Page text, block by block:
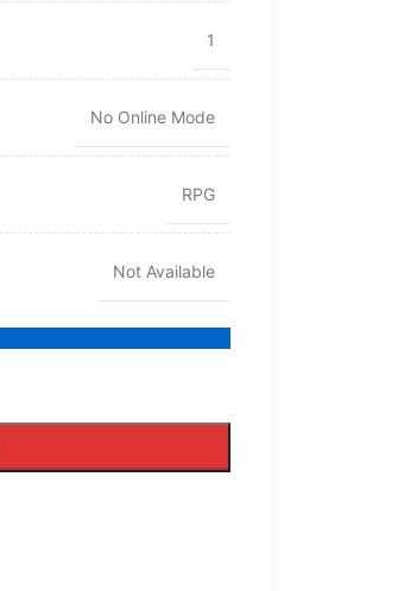
1
No Online Mode
RPG
Not Available